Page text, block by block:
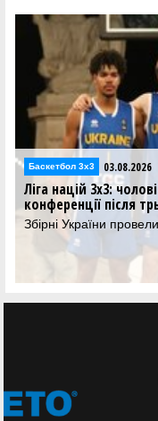
Баскетбол 3х3 03.08.2026
Ліга націй 3х3:
конференції після
Збірні України